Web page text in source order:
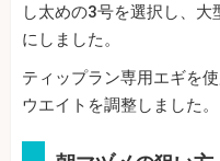
し太めの3号を選択し、大
にしました。
ティップラン専用エギを
ウエイトを調整しました。